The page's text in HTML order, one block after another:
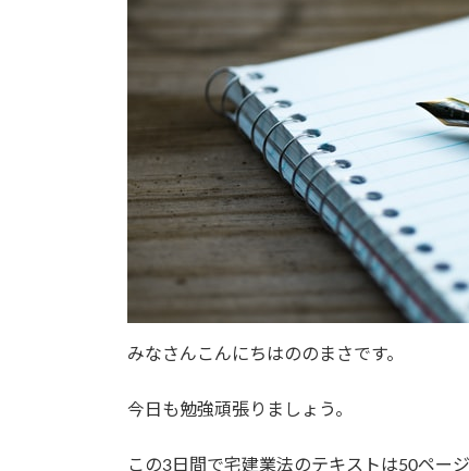
みなさんこんにちはののまさです。
今日も勉強頑張りましょう。
この3日間で宅建業法のテキストは50ペー